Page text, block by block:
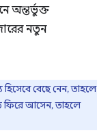
অন্তর্ভুক্ত
নতুন
বেছে নেন, তাহলে
ফিরে আসেন, তাহলে